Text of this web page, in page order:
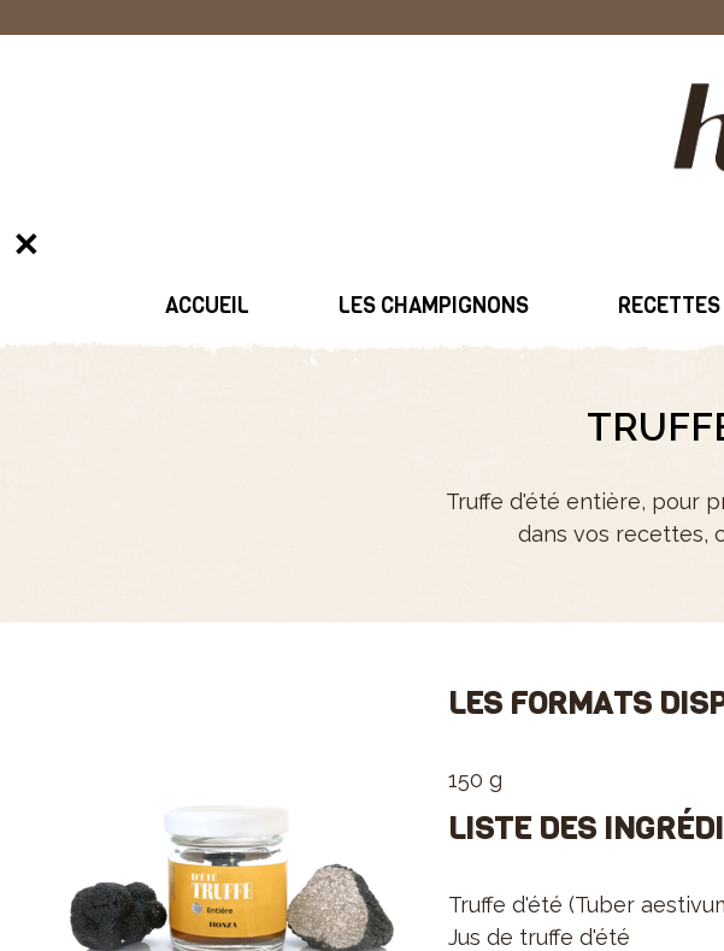
✕
ACCUEIL LES CHAMPIGNONS RECETTES
Truffe d'été entière, pour
dans vos recettes,
LES FORMATS
150 g
LISTE DES
Truffe d'été (Tuber
Jus de truffe d'été